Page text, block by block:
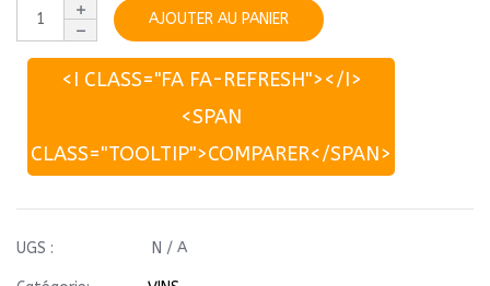
AJOUTER AU PANIER
<I CLASS="FA FA-REFRESH"></I>
<SPAN
CLASS="TOOLTIP">COMPARER</SPAN>
UGS : N / A